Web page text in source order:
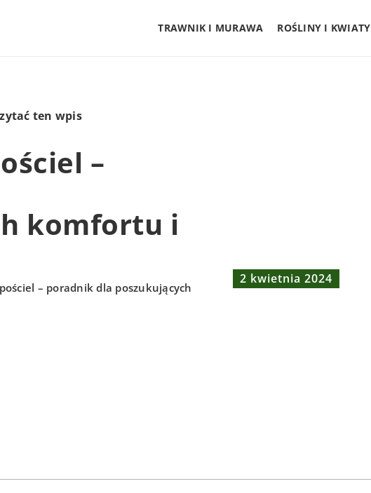
TRAWNIK I MURAWA ROŚLINY I KWIATY
ten wpis
–
komfortu i
– poradnik dla poszukujących
2 kwietnia 2024